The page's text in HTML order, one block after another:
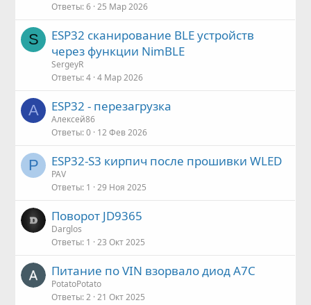
Ответы 6 25 Мар 2026
S
ESP32 сканирование BLE устройств
через функции NimBLE
SergeyR
Ответы 4 4 Мар 2026
А ESP32 - перезагрузка
Алексей86
Ответы 0 12 Фев 2026
P ESP32-S3 кирпич после прошивки WLED
PAV
Ответы 1 29 Ноя 2025
Поворот JD9365
Darglos
Ответы 1 23 Окт 2025
Питание по VIN взорвало диод A7C
PotatoPotato
Ответы 2 21 Окт 2025